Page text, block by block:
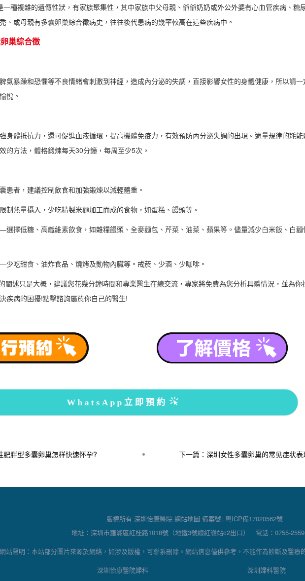
一種複雜的遺傳性狀，有家族聚集性，其中家族中父母親、爺爺奶奶或外公外婆有心血管疾病、糖
、或母親有多囊卵巢綜合徵病史，往往後代患病的幾率較高在這些疾病中。
巢綜合徵
氣暴躁和恐懼等不良情緒會刺激到神經，造成內分泌的失調，直接影響女性的身體健康，所以請一
悅。
身體抵抗力，還可促進血液循環，提高機體免疫力，有效預防內分泌失調的出現。適量規律的耗能
的方法，體格鍛煉每天30分鐘，每周至少5次。
患者，建議控制飲食和加強鍛煉以減輕體重。
熱量攝入，少吃精製米麵加工而成的食物，如蛋糕、饅頭等。
擇低糖、高纖維素飲食，如雜糧饅頭、全麥麵包、芹菜、油菜、蘋果等。儘量減少白米飯、白麵
吃甜食、油炸食品、燒烤及動物內臟等。戒菸、少酒、少咖啡。
闡述只是大概，建議您花幾分鐘時間和專業醫生在線交流，專家將免費為您分析具體情況，並為你
疾病的困擾!點擊諮詢屬於你自己的醫生!
WhatsApp立即預約
肥胖型多囊卵巢怎样快速怀孕? 下一篇：深圳女性多囊卵巢的常见症状表
版權所有 深圳怡康醫院 網站地圖 備案號: 粵ICP備17020562號
地址：深圳市羅湖區紅桂路1018號（地鐵3號線紅嶺站c2出口） 電話：0755-
網站聲明：本站部分圖片來源於網絡，如涉及版權，可聯系刪除。網站信息僅供參考，不能作為診斷及醫療
深圳怡康醫院婦科 深圳婦科醫院